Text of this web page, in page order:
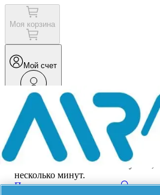
Моя корзина
Мой счет
Произошла ошибка
Что-то пошло не так!
Пожалуйста,
несколько минут.
Посмотреть все продукты